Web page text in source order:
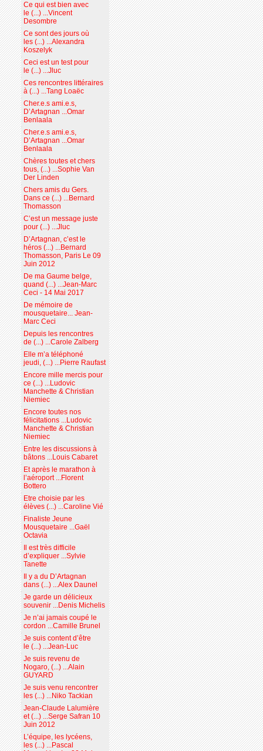
Ce qui est bien avec
le (...) ...Vincent
Desombre
Ce sont des jours où
les (...) ...Alexandra
Koszelyk
Ceci est un test pour
le (...) ...Jluc
Ces rencontres littéraires
à (...) ...Tang Loaëc
Cher.e.s ami.e.s,
D’Artagnan ...Omar
Benlaala
Cher.e.s ami.e.s,
D’Artagnan ...Omar
Benlaala
Chères toutes et chers
tous, (...) ...Sophie Van
Der Linden
Chers amis du Gers.
Dans ce (...) ...Bernard
Thomasson
C’est un message juste
pour (...) ...Jluc
D’Artagnan, c’est le
héros (...) ...Bernard
Thomasson, Paris Le 09
Juin 2012
De ma Gaume belge,
quand (...) ...Jean-Marc
Ceci - 14 Mai 2017
De mémoire de
mousquetaire... Jean-
Marc Ceci
Depuis les rencontres
de (...) ...Carole Zalberg
Elle m’a téléphoné
jeudi, (...) ...Pierre Raufast
Encore mille mercis pour
ce (...) ...Ludovic
Manchette & Christian
Niemiec
Encore toutes nos
félicitations ...Ludovic
Manchette & Christian
Niemiec
Entre les discussions à
bâtons ...Louis Cabaret
Et après le marathon à
l’aéroport ...Florent
Bottero
Etre choisie par les
élèves (...) ...Caroline Vié
Finaliste Jeune
Mousquetaire ...Gaël
Octavia
Il est très difficile
d’expliquer ...Sylvie
Tanette
Il y a du D’Artagnan
dans (...) ...Alex Daunel
Je garde un délicieux
souvenir ...Denis Michelis
Je n’ai jamais coupé le
cordon ...Camille Brunel
Je suis content d’être
le (...) ...Jean-Luc
Je suis revenu de
Nogaro, (...) ...Alain
GUYARD
Je suis venu rencontrer
les (...) ...Niko Tackian
Jean-Claude Lalumière
et (...) ...Serge Safran 10
Juin 2012
L’équipe, les lycéens,
les (...) ...Pascal